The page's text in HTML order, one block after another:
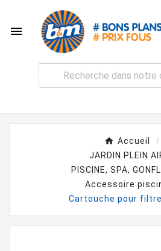

Accueil
JARDIN PLEIN
PISCINE, SPA,
Accessoire
Cartouche pour